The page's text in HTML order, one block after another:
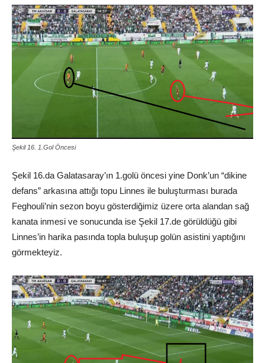
Şekil 16. 1.Gol Öncesi
Şekil 16.da Galatasaray’ın 1.golü öncesi yine Donk’un “dikine
defans” arkasına attığı topu Linnes ile buluşturması burada
Feghouli’nin sezon boyu gösterdiğimiz üzere orta alandan sağ
kanata inmesi ve sonucunda ise Şekil 17.de görüldüğü gibi
Linnes’in harika pasında topla buluşup golün asistini yaptığını
görmekteyiz.